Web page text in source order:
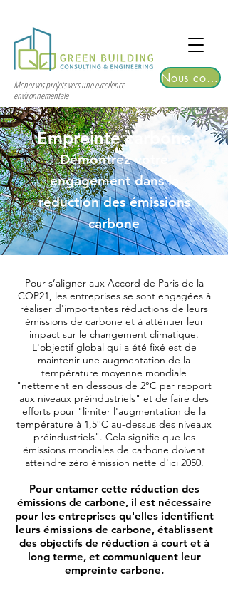
2026 | Registrations are now open!
Menez vos projets vers une excellence
environnementale
Nous contacter
Empreinte carbone
Démontrez votre
engagement dans la
réduction des émissions
carbone
Pour s’aligner aux Accord de Paris de la
COP21, les entreprises se sont engagées à
réaliser d'importantes réductions de leurs
émissions de carbone et à atténuer leur
impact sur le changement climatique.
L'objectif global qui a été fixé est de
maintenir une augmentation de la
température moyenne mondiale
"nettement en dessous de 2°C par rapport
aux niveaux préindustriels" et de faire des
efforts pour "limiter l'augmentation de la
température à 1,5°C au-dessus des niveaux
préindustriels". Cela signifie que les
émissions mondiales de carbone doivent
atteindre zéro émission nette d'ici 2050.
Pour entamer cette réduction des
émissions de carbone, il est nécessaire
pour les entreprises qu'elles identifient
leurs émissions de carbone, établissent
des objectifs de réduction à court et à
long terme, et communiquent leur
empreinte carbone.